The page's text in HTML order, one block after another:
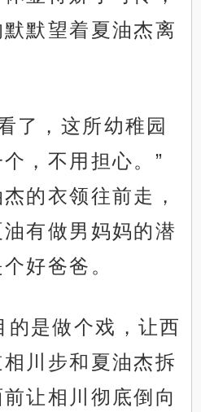
默望着夏油杰离
了，这所幼稚园
，不用担心。”
的衣领往前走，
有做男妈妈的潜
好爸爸。
的是做个戏，让西
川步和夏油杰拆
让相川彻底倒向